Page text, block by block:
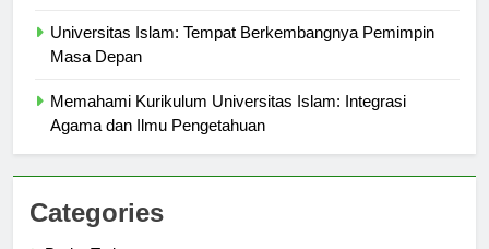
Universitas Islam: Tempat Berkembangnya Pemimpin
Memahami Kurikulum Universitas Islam: Integrasi
Categories